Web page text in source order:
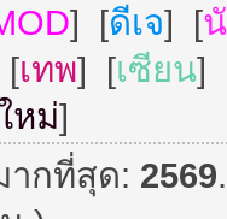
] [ดีเจ] [
เทพ] [เซียน]
หม่]
กที่สุด: 2569